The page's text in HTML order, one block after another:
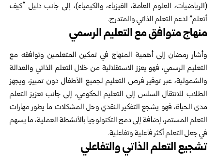
(الرياضيات، العلوم العامة، الفيزياء، والكيمياء)، إلى جانب دليل “كيف
أتعلم” لدعم التعلم الذاتي والمتدرج.
منهاج متوافق مع التعليم الرسمي
وأشار رمضان إلى أهمية المنهاج في تمكين المتعلمين وتوافقه مع
التعليم الرسمي، فهو يعزز الاستقلالية من خلال التعلم الذاتي والعدالة
والشمولية، عبر توفير فرص التعليم لجميع الأطفال دون تمييز، ويجهز
الطلاب للانتقال السلس إلى التعليم الحكومي، إلى جانب تعزيز التعلم
مدى الحياة، فهو يشجع التفكير النقدي وحل المشكلات ما يطور مهارات
التعلم المستمر، إضافة إلى دمج التكنولوجيا بالأنشطة العملية، ما يسهم
في جعل التعلم أكثر فاعلية وتفاعلية.
تشجيع التعلم الذاتي والتفاعلي